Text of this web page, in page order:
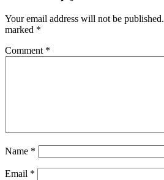
Your email address will not be published.
marked *
Comment *
Name *
Email *